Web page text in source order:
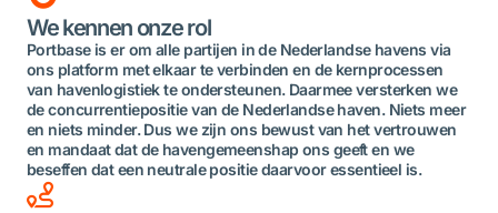
We kennen onze rol
Portbase is er om alle partijen in de Nederlandse havens via
ons platform met elkaar te verbinden en de kernprocessen
van havenlogistiek te ondersteunen. Daarmee versterken we
de concurrentiepositie van de Nederlandse haven. Niets meer
en niets minder. Dus we zijn ons bewust van het vertrouwen
en mandaat dat de havengemeenshap ons geeft en we
beseffen dat een neutrale positie daarvoor essentieel is.